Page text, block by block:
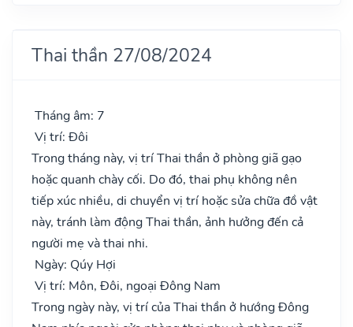
Thai thần 27/08/2024
Tháng âm: 7
Vị trí: Đôi
Trong tháng này, vị trí Thai thần ở phòng giã gạo
hoặc quanh chày cối. Do đó, thai phụ không nên
tiếp xúc nhiều, di chuyển vị trí hoặc sửa chữa đồ vật
này, tránh làm động Thai thần, ảnh hưởng đến cả
người mẹ và thai nhi.
Ngày: Qúy Hợi
Vị trí: Môn, Đôi, ngoại Đông Nam
Trong ngày này, vị trí của Thai thần ở hướng Đông